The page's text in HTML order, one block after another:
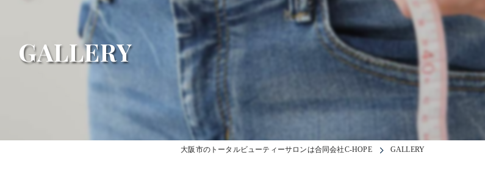
GALLERY
大阪市のトータルビューティーサロンは合同会社C-HOPE GALLERY